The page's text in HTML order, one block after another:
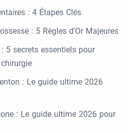
: 4 Étapes Clés
: 5 Règles d’Or Majeures
5 secrets essentiels pour
: Le guide ultime 2026
: Le guide ultime 2026 pour